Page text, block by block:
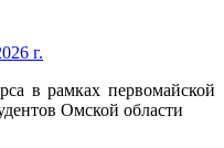
г.
в рамках первомайской
Омской области